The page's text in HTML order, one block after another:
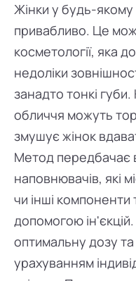
Жінки у будь-якому
привабливо. Це
косметології, яка
недоліки
занадто тонкі губи.
обличчя можуть
змушує жінок
Метод передбачає
наповнювачів, які
чи інші компоненти
допомогою
оптимальну дозу
урахуванням